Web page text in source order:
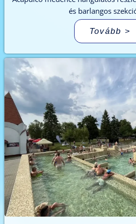
és barlangos
Tovább >